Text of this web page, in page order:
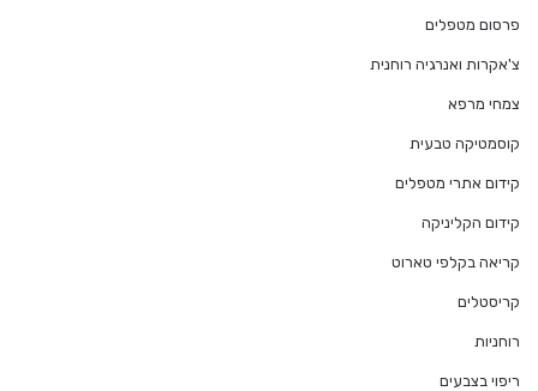
פרסום מטפלים
צ'אקרות ואנרגיה רוחנית
צמחי מרפא
קוסמטיקה טבעית
קידום אתרי מטפלים
קידום הקליניקה
קריאה בקלפי טארוט
קריסטלים
רוחניות
ריפוי בצבעים